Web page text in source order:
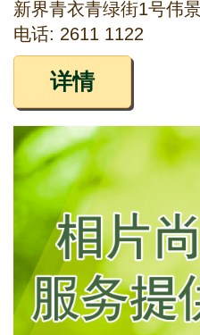
新界青衣青绿街1号伟
电话: 2611 1122
详情